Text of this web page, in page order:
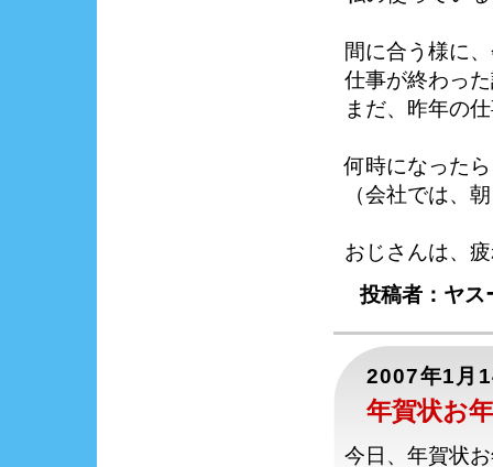
間に合う様に
仕事が終わっ
まだ、昨年の
何時になった
（会社では、
おじさんは、
投稿者：ヤ
2007年1月
年賀状お
今日、年賀状